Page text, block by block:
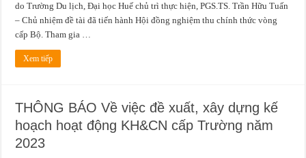
e-
Learning
trong
miền
trung”,
mã
số
do Trường Du lịch, Đại học Huế chủ trì thực hiện, PGS.TS. Trần Hữu Tuấn
– Chủ nhiệm đề tài đã tiến hành Hội đồng nghiệm thu chính thức vòng
cấp Bộ. Tham gia …
Xem tiếp
THÔNG BÁO Về việc đề xuất, xây dựng kế
hoạch hoạt động KH&CN cấp Trường năm
2023